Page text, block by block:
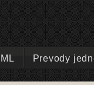
Prevody